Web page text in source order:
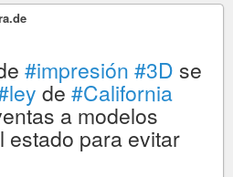
#impresión #3D se
de #California
a modelos
estado para evitar